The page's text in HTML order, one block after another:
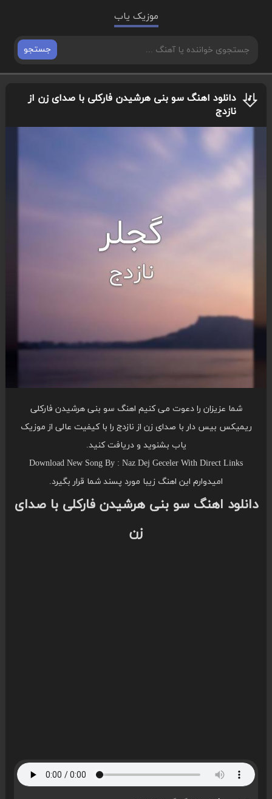
موزیک یاب
جستجو
دانلود اهنگ سو بنی هرشیدن فارکلی با صدای زن از
نازدج
شما عزیزان را دعوت می کنیم اهنگ سو بنی هرشیدن فارکلی
ریمیکس بیس دار با صدای زن از نازدج را با کیفیت عالی از موزیک
یاب بشنوید و دریافت کنید.
Download New Song By : Naz Dej Geceler With Direct Links
امیدوارم این اهنگ زیبا مورد پسند شما قرار بگیرد.
دانلود اهنگ سو بنی هرشیدن فارکلی با صدای
زن